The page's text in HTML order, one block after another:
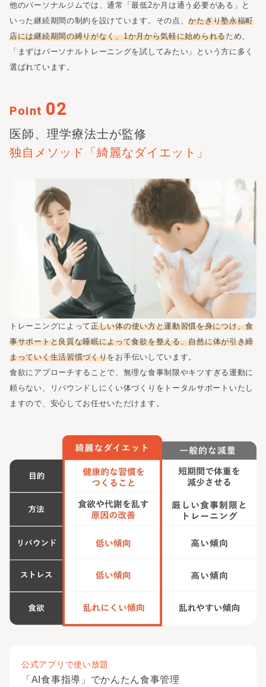
他のパーソナルジムでは、通常「最低2か月は通う必要がある」と
いった継続期間の制約を設けています。その点、かたぎり塾永福町
店には継続期間の縛りがなく、1か月から気軽に始められるため、
「まずはパーソナルトレーニングを試してみたい」という方に多く
選ばれています。
Point 02
医師、理学療法士が監修
独自メソッド
「綺麗なダイエット」
トレーニングによって正しい体の使い方と運動習慣を身につけ、食
事サポートと良質な睡眠によって食欲を整える、自然に体が引き締
まっていく生活習慣づくりをお手伝いしています。
食欲にアプローチすることで、無理な食事制限やキツすぎる運動に
頼らない、
リバウンドしにくい体づくりをトータルサポートいたし
ますので、安心してお任せいただけます。
公式アプリで使い放題
「AI食事指導」でかんたん食事管理